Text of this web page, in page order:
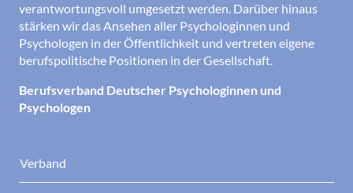
verantwortungsvoll umgesetzt werden. Darüber hinaus
stärken wir das Ansehen aller Psychologinnen und
Psychologen in der Öffentlichkeit und vertreten eigene
berufspolitische Positionen in der Gesellschaft.
Berufsverband Deutscher Psychologinnen und
Psychologen
Verband